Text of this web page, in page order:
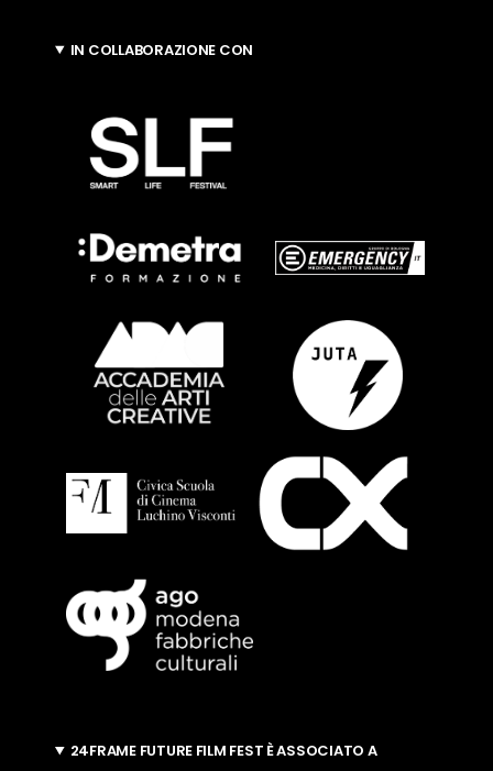
IN COLLABORAZIONE CON
24FRAME FUTURE FILM FEST È ASSOCIATO A